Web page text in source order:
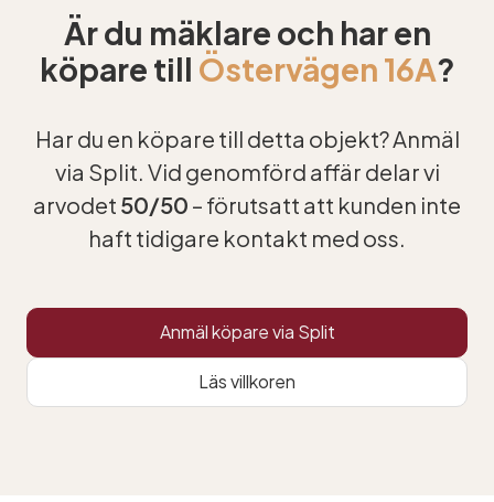
Är du mäklare och har en
köpare till Östervägen 16A?
Har du en köpare till detta objekt? Anmäl
via Split. Vid genomförd affär delar vi
arvodet 50/50 – förutsatt att kunden inte
haft tidigare kontakt med oss.
Läs villkoren
Anmäl köpare via Split